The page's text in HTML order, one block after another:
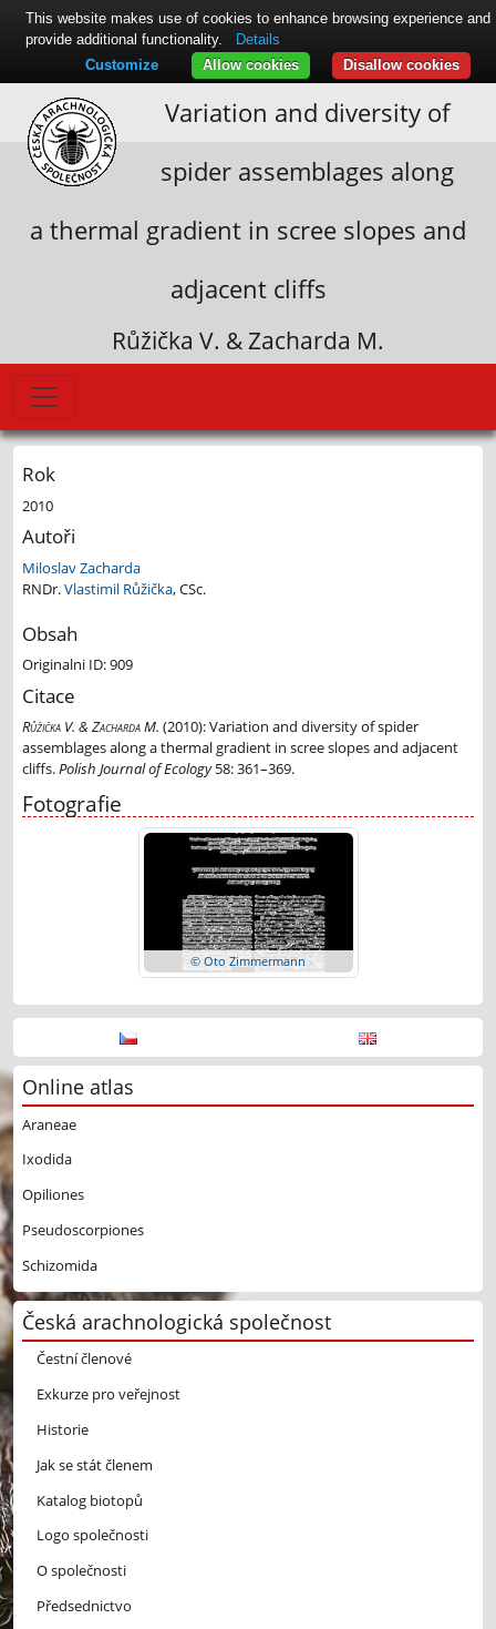
Variation and diversity of
spider assemblages along
a thermal gradient in scree slopes and
adjacent cliffs
Růžička V. & Zacharda M.
Rok
2010
Autoři
Miloslav Zacharda
RNDr.Vlastimil Růžička, CSc.
Obsah
Originalni ID: 909
Citace
Růžička V. & Zacharda M. (2010):Variation and diversity of spider
assemblages along a thermal gradient in scree slopes and adjacent
cliffs.Polish Journal of Ecology58: 361–369.
Fotografie
© Oto Zimmermann
Online atlas
Araneae
Ixodida
Opiliones
Pseudoscorpiones
Schizomida
Česká arachnologická společnost
Čestní členové
Exkurze pro veřejnost
Historie
Jak se stát členem
Katalog biotopů
Logo společnosti
O společnosti
Předsednictvo
This website makes use of cookies to enhance browsing experience and
provide additional functionality.
Details
Disallow cookies
Allow cookies
Customize